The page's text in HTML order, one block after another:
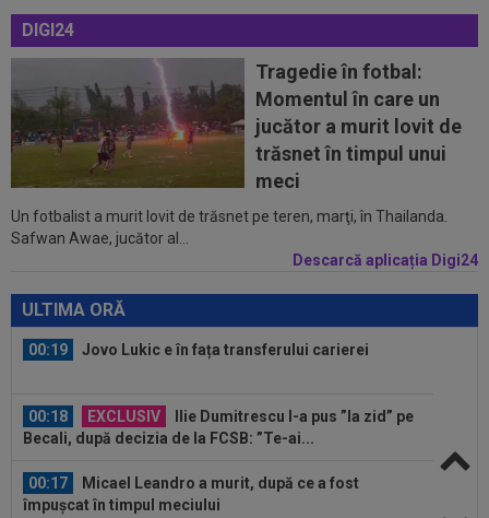
DIGI24
Tragedie în fotbal:
Momentul în care un
jucător a murit lovit de
trăsnet în timpul unui
meci
Un fotbalist a murit lovit de trăsnet pe teren, marţi, în Thailanda.
Safwan Awae, jucător al...
Descarcă aplicația Digi24
ULTIMA ORĂ
00:04
Surpriza serii în Europa: rezultat ”strălucitor”
pentru oaspeți în turul trei...
23:53 FOTO
I-a lăsat ”mască”! Ce a făcut Vinicius
Junior, imediat după negocierile cu Real...
23:52 EXCLUSIV
Ilie Dumitrescu a numit cel mai
bun atacant din SuperLiga României
23:51
Surpriza din preliminariile Champions League
le-a rupt seria de victorii...
00:19 Jovo Lukic e în fața transferului carierei
00:18 EXCLUSIV
Ilie Dumitrescu l-a pus ”la zid” pe
Becali, după decizia de la FCSB: ”Te-ai...
00:17
Micael Leandro a murit, după ce a fost
împușcat în timpul meciului